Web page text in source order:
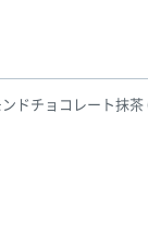
ドチョコレート抹茶